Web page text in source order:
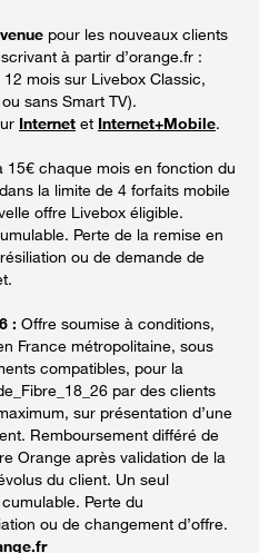
pour les nouveaux clients
à partir d’orange.fr :
mois sur Livebox Classic,
sans Smart TV).
Internet et Internet+Mobile.
15€ chaque mois en fonction du
la limite de 4 forfaits mobile
offre Livebox éligible.
Perte de la remise en
ou de demande de
: Offre soumise à conditions,
France métropolitaine, sous
compatibles, pour la
par des clients
sur présentation d’une
Remboursement différé de
Orange après validation de la
du client. Un seul
Perte du
ou de changement d’offre.